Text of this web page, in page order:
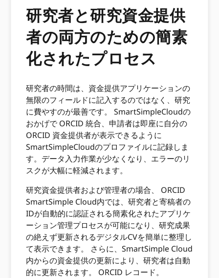
研究者と研究資金提供
者の両方のための簡素
化されたプロセス
研究者の時間は、資金提供アプリケーションの
無限のフィールドに記入するのではなく、研究
に費やすのが最善です。 SmartSimpleCloudの
おかげで ORCID 統合、申請者は即座に自分の
ORCID 資金提供者が表示できるように
SmartSimpleCloudのプロファイルに記録しま
す。データ入力作業が少なくなり、エラーのリ
スクが大幅に軽減されます。
研究資金提供者および管理者の場合、 ORCID
SmartSimple Cloud内では、研究者と寄稿者の
IDが自動的に認証される簡素化されたアプリケ
ーション管理プロセスが可能になり、研究成果
の絶えず更新されるデジタルCVを簡単に整理し
て表示できます。 さらに、SmartSimple Cloud
内からの資金提供の更新により、研究者は自動
的に更新されます。 ORCID レコード。